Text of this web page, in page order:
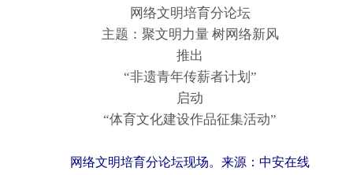
网络文明培育分论坛
主题：聚文明力量 树网络新风
推出
“非遗青年传薪者计划”
启动
“体育文化建设作品征集活动”
网络文明培育分论坛现场。来源：中安在线